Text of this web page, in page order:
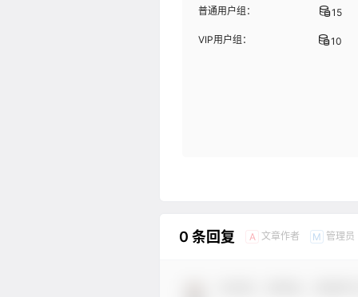
普通用户组： 15
VIP用户组： 10
0 条回复 A 文章作者 M 管理员